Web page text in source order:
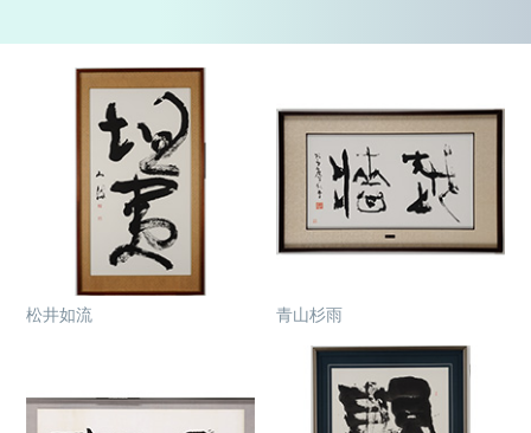
松井如流 青山杉雨